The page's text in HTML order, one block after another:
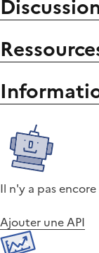
Il n'y a pas
Ajouter une API